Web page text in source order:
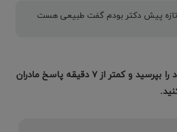
پیش دکتر بودم گفت طبیعی هست
همین الان سوال خود را بپرسید و کمتر از ۷ دقیقه پاسخ مادران